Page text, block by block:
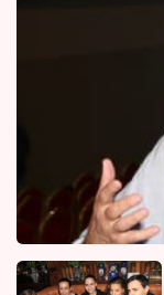
Sledujte
Filmový
Pořady